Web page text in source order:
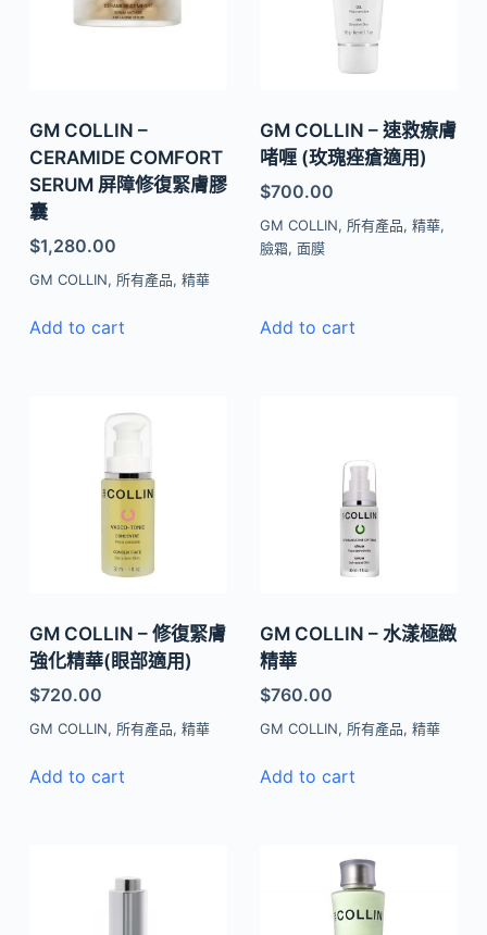
GM COLLIN –
CERAMIDE COMFORT
SERUM 屏障修復緊膚膠
囊
$1,280.00
GM COLLIN, 所有產品, 精華
Add to cart
GM COLLIN – 速救療膚
啫喱 (玫瑰痤瘡適用)
$700.00
GM COLLIN, 所有產品, 精華,
臉霜, 面膜
Add to cart
GM COLLIN – 修復緊膚
強化精華(眼部適用)
$720.00
GM COLLIN, 所有產品, 精華
Add to cart
GM COLLIN – 水漾極緻
精華
$760.00
GM COLLIN, 所有產品, 精華
Add to cart